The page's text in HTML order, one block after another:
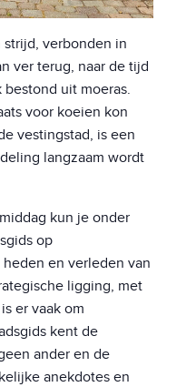
verbonden in
ver terug, naar de tijd
uit moeras.
voor koeien kon
vestingstad, is een
langzaam wordt
kun je onder
op
en verleden van
ligging, met
er vaak om
kent de
ander en de
anekdotes en